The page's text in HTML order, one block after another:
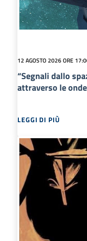
12 AGOSTO 2026 ORE
“Segnali dallo
attraverso le
LEGGI DI PIÙ